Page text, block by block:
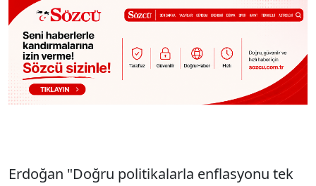
Erdoğan "Doğru politikalarla enflasyonu tek